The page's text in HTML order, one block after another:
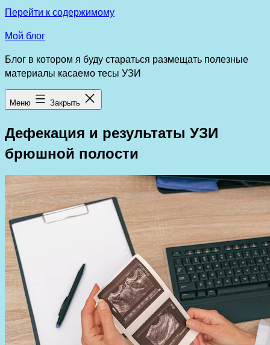
Перейти к содержимому
Мой блог
Блог в котором я буду стараться размещать полезные
материалы касаемо тесы УЗИ
Меню Закрыть
Дефекация и результаты УЗИ
брюшной полости